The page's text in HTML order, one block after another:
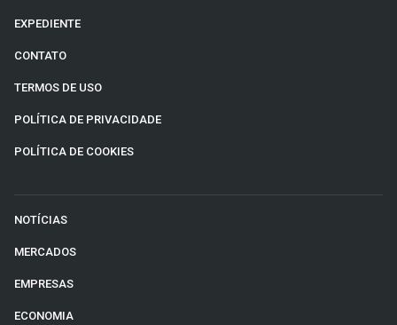
EXPEDIENTE
CONTATO
TERMOS DE USO
POLÍTICA DE PRIVACIDADE
POLÍTICA DE COOKIES
NOTÍCIAS
MERCADOS
EMPRESAS
ECONOMIA